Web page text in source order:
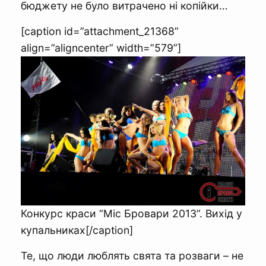
бюджету не було витрачено ні копійки…
[caption id=”attachment_21368”
align=”aligncenter” width=”579”]
Конкурс краси “Міс Бровари 2013”. Вихід у
купальниках[/caption]
Те, що люди люблять свята та розваги – не